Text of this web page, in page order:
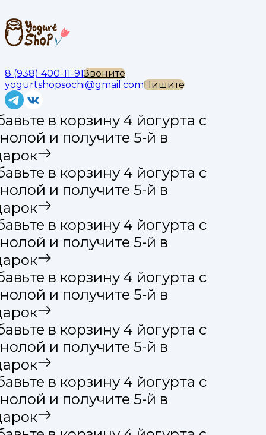
8 (938) 400-11-91Звоните
yogurtshopsochi@gmail.comПишите
в корзину 4 йогурта с
и получите 5-й в
в корзину 4 йогурта с
и получите 5-й в
в корзину 4 йогурта с
и получите 5-й в
в корзину 4 йогурта с
и получите 5-й в
в корзину 4 йогурта с
и получите 5-й в
в корзину 4 йогурта с
и получите 5-й в